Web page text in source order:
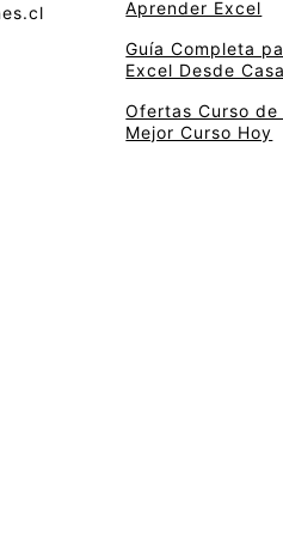
Aprender Excel
Guía Completa
Excel Desde Casa
Ofertas Curso
Mejor Curso Hoy